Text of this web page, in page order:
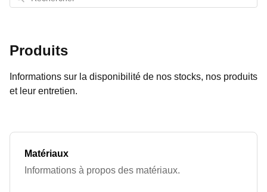
Produits
Informations sur la disponibilité de nos stocks, nos produits
et leur entretien.
Matériaux
Informations à propos des matériaux.